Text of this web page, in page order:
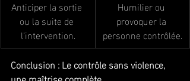
Anticiper la sortie
ou la suite de
l’intervention.
Humilier ou
provoquer la
personne contrôlée.
Conclusion : Le contrôle sans violence,